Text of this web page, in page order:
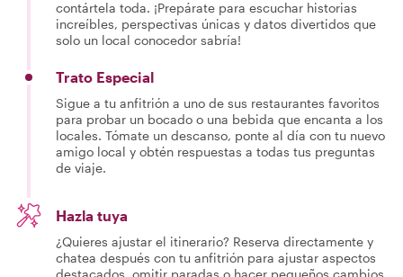
contártela toda. ¡Prepárate para escuchar historias
increíbles, perspectivas únicas y datos divertidos que
solo un local conocedor sabría!
Trato Especial
Sigue a tu anfitrión a uno de sus restaurantes favoritos
para probar un bocado o una bebida que encanta a los
locales. Tómate un descanso, ponte al día con tu nuevo
amigo local y obtén respuestas a todas tus preguntas
de viaje.
Hazla tuya
¿Quieres ajustar el itinerario? Reserva directamente y
chatea después con tu anfitrión para ajustar aspectos
destacados, omitir paradas o hacer pequeños cambios